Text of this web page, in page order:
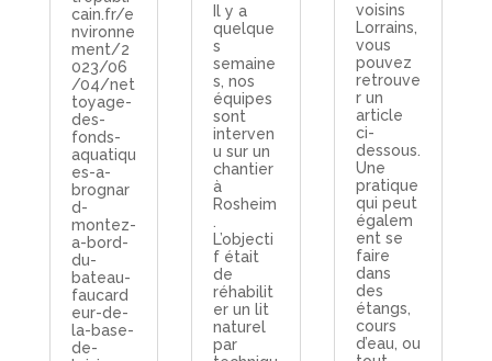
cain.fr/e
nvironne
ment/2
023/06
/04/net
toyage-
des-
fonds-
aquatiqu
es-a-
brognar
d-
montez-
a-bord-
du-
bateau-
faucard
eur-de-
la-base-
de-
Il y a
quelque
s
semaine
s, nos
équipes
sont
interven
u sur un
chantier
à
Rosheim
L’objecti
f était
de
réhabilit
er un lit
naturel
par
voisins
Lorrains,
vous
pouvez
retrouve
r un
article
ci-
dessous.
Une
pratique
qui peut
égalem
ent se
faire
dans
des
étangs,
cours
d’eau, ou